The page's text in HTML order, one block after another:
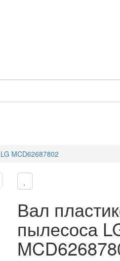
MCD62687802
Вал
пылесоса